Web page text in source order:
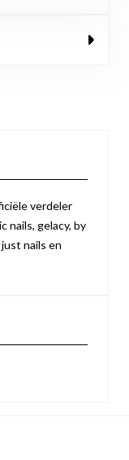
verdeler
nails, gelacy, by
nails en